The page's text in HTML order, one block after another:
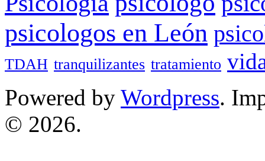
psicologos en León
TDAH tranquilizantes tratamiento
Powered by Wordpress.
© 2026.